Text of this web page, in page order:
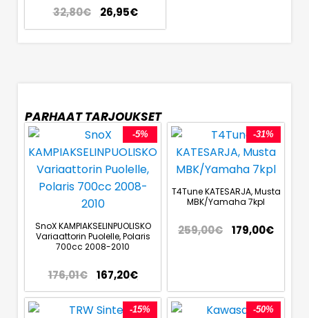
32,80€ 26,95€
PARHAAT TARJOUKSET
-5%
SnoX KAMPIAKSELINPUOLISKO
Variaattorin Puolelle, Polaris
700cc 2008-2010
176,01€ 167,20€
-31%
T4Tune KATESARJA, Musta
MBK/Yamaha 7kpl
259,00€ 179,00€
-15% -50%